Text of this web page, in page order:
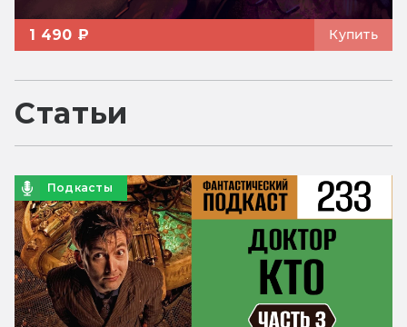
1 490 ₽ Купить
Статьи
Подкасты